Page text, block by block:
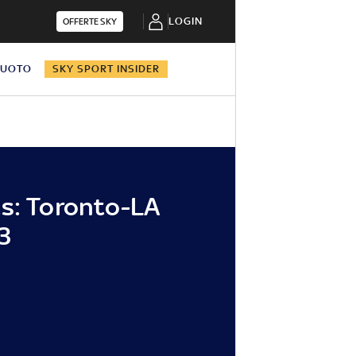
OFFERTE SKY LOGIN
SKY SPORT INSIDER
Toronto-LA